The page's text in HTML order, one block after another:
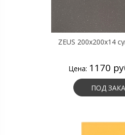
ZEUS 200x200x14
Цена: 1170
ПОД